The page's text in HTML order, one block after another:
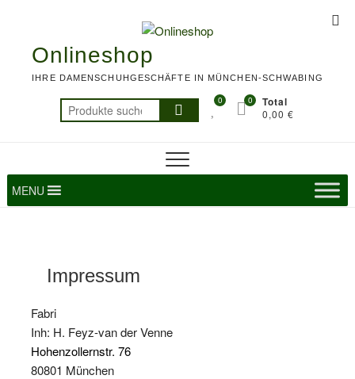
contentOnlineshop
IHRE DAMENSCHUHGESCHÄFTE IN MÜNCHEN-SCHWABING
Suchen
nach:
0 Total
0,00 €
0
MENU
Impressum
Fabri
Inh: H. Feyz-van der Venne
Hohenzollernstr. 76
80801 München